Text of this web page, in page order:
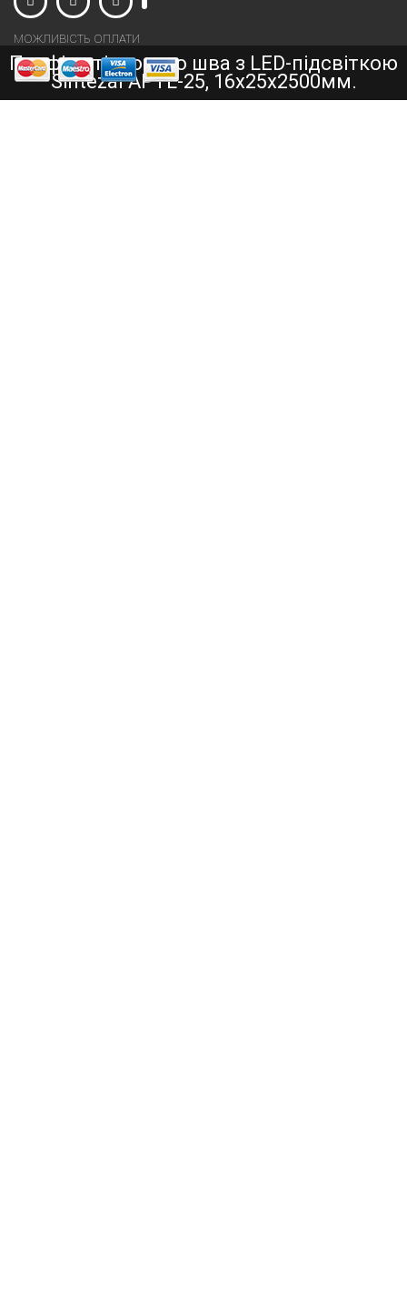
Профіль тіньового шва з LED-підсвіткою
Sintezal APTL-25, 16х25x2500мм.
МОЖЛИВІСТЬ ОПЛАТИ